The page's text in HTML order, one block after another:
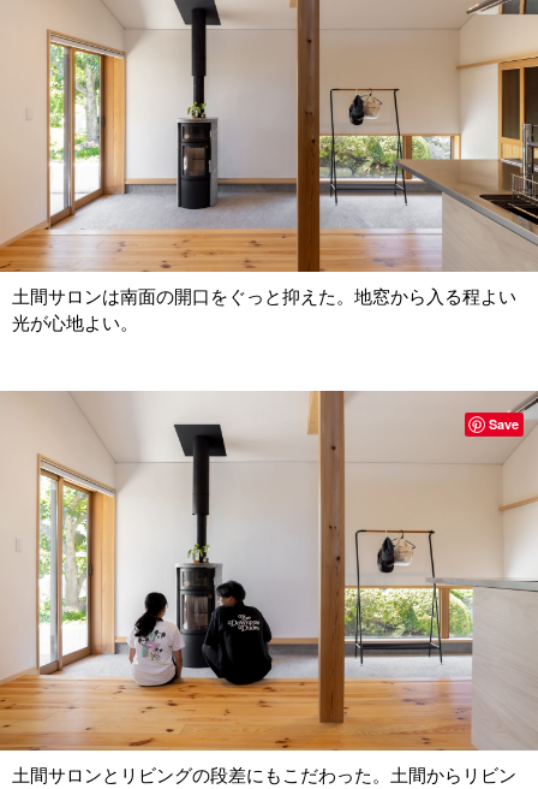
土間サロンは南面の開口をぐっと抑えた。地窓から入る程よい
光が心地よい。
土間サロンとリビングの段差にもこだわった。土間からリビン
Save